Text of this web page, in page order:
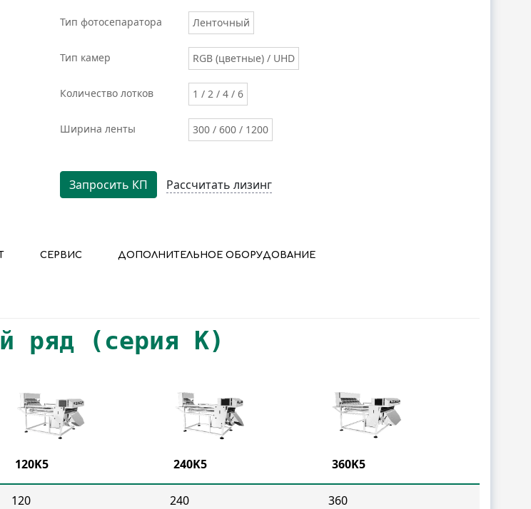
Тип фотосепаратора Ленточный
Тип камер RGB (цветные) / UHD
Количество лотков 1 / 2 / 4 / 6
Ширина ленты 300 / 600 / 1200
Запросить КП Рассчитать лизинг
СЕРВИС ДОПОЛНИТЕЛЬНОЕ ОБОРУДОВАНИЕ
ряд (серия K)
120K5 240K5 360K5
120 240 360